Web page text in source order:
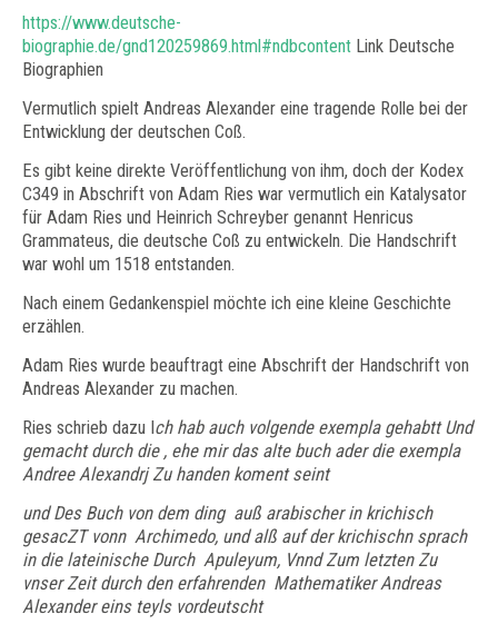
https://www.deutsche-
biographie.de/gnd120259869.html#ndbcontent Link Deutsche
Biographien
Vermutlich spielt Andreas Alexander eine tragende Rolle bei der
Entwicklung der deutschen Coß.
Es gibt keine direkte Veröffentlichung von ihm, doch der Kodex
C349 in Abschrift von Adam Ries war vermutlich ein Katalysator
für Adam Ries und Heinrich Schreyber genannt Henricus
Grammateus, die deutsche Coß zu entwickeln. Die Handschrift
war wohl um 1518 entstanden.
Nach einem Gedankenspiel möchte ich eine kleine Geschichte
erzählen.
​Adam Ries wurde beauftragt eine Abschrift der Handschrift von
Andreas Alexander zu machen.
Ries schrieb dazu Ich hab auch volgende exempla gehabtt Und
gemacht durch die , ehe mir das alte buch ader die exempla
Andree Alexandrj Zu handen koment seint
und Des Buch von dem ding auß arabischer in krichisch
gesacZT vonn Archimedo, und alß auf der krichischn sprach
in die lateinische Durch Apuleyum, Vnnd Zum letzten Zu
vnser Zeit durch den erfahrenden Mathematiker Andreas
Alexander eins teyls vordeutscht